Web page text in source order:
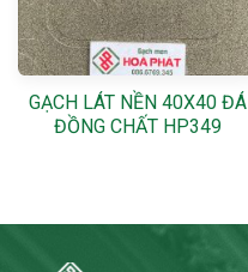
GẠCH LÁT NỀN 40X40 ĐÁ
ĐỒNG CHẤT HP349